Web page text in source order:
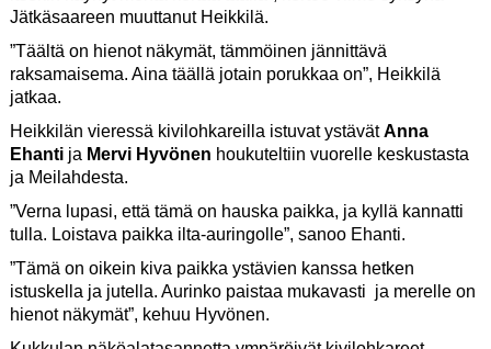
Jätkäsaareen muuttanut Heikkilä.
”Täältä on hienot näkymät, tämmöinen jännittävä
raksamaisema. Aina täällä jotain porukkaa on”, Heikkilä
jatkaa.
Heikkilän vieressä kivilohkareilla istuvat ystävätAnna
Ehantija Mervi Hyvönen houkuteltiin vuorelle keskustasta
ja Meilahdesta.
”Verna lupasi, että tämä on hauska paikka, ja kyllä kannatti
tulla. Loistava paikka ilta-auringolle”, sanoo Ehanti.
”Tämä on oikein kiva paikka ystävien kanssa hetken
istuskella ja jutella. Aurinko paistaa mukavasti ja merelle on
hienot näkymät”, kehuu Hyvönen.